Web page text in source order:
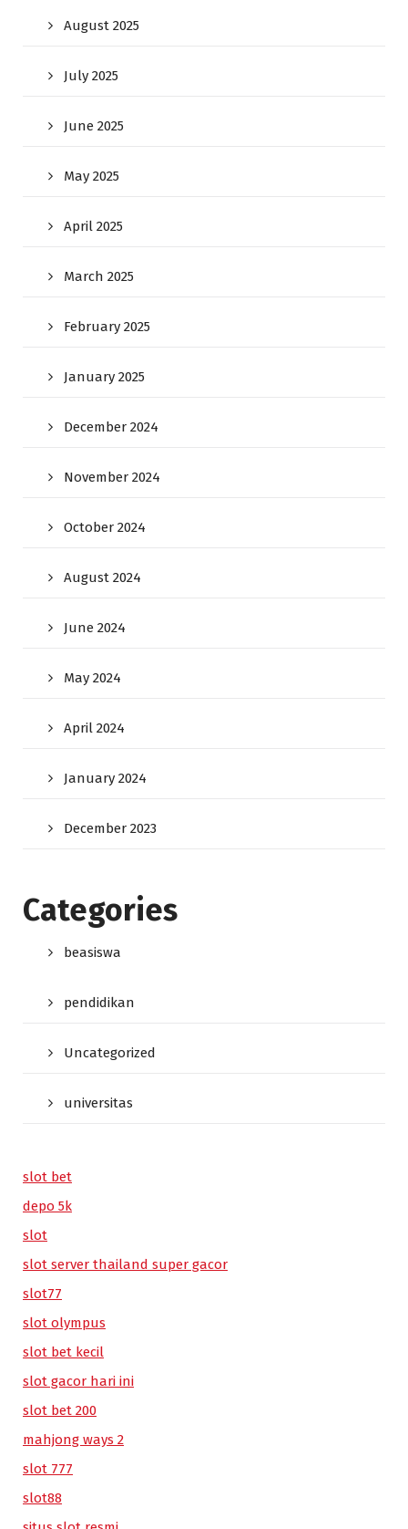
August 2025
July 2025
June 2025
May 2025
April 2025
March 2025
February 2025
January 2025
December 2024
November 2024
October 2024
August 2024
June 2024
May 2024
April 2024
January 2024
December 2023
Categories
beasiswa
pendidikan
Uncategorized
universitas
slot bet
depo 5k
slot
slot server thailand super gacor
slot77
slot olympus
slot bet kecil
slot gacor hari ini
slot bet 200
mahjong ways 2
slot 777
slot88